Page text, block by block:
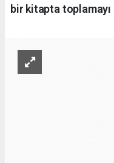
bir kitapta toplamayı